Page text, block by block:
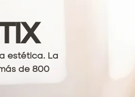
estética. La
de 800